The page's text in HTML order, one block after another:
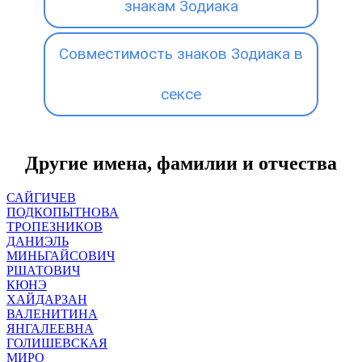
знакам Зодиака
Совместимость знаков Зодиака в
сексе
Другие имена, фамилии и отчества
САЙГИЧЕВ
ПОДКОПЫТНОВА
ТРОПЕЗНИКОВ
ДАНИЭЛЬ
МИНЬГАЙСОВИЧ
РШАТОВИЧ
КЮНЭ
ХАЙДАРЗАН
ВАЛЕНИТИНА
ЯНГАЛЕЕВНА
ГОЛИШЕВСКАЯ
МИРО